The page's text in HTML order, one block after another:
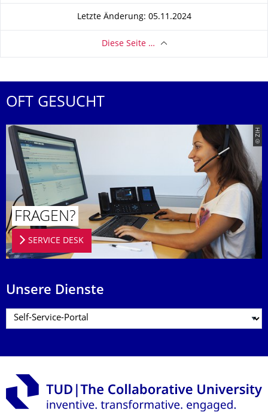
Letzte Änderung: 05.11.2024
Diese Seite …
OFT GESUCHT
© ZIH
FRAGEN?
SERVICE DESK
Unsere Dienste